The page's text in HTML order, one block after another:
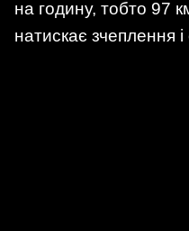
на годину, тобто 97
натискає зчеплення